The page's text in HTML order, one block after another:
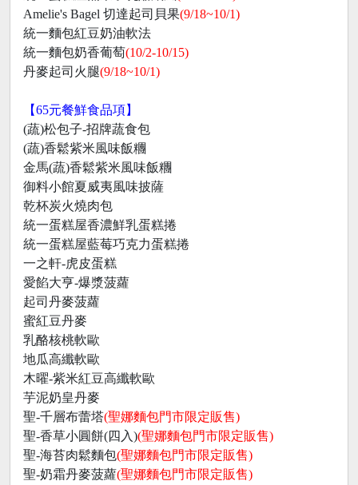
Amelie's Bagel 切達起司貝果(9/18~10/1)
統一麵包紅豆奶油軟法
統一麵包奶香葡萄(10/2-10/15)
丹麥起司火腿(9/18~10/1)
【65元餐鮮食品項】
(蔬)松包子-招牌蔬食包
(蔬)香鬆紫米風味飯糰
金馬(蔬)香鬆紫米風味飯糰
御料小館夏威夷風味披薩
乾杯炭火燒肉包
統一蛋糕屋香濃鮮乳蛋糕捲
統一蛋糕屋藍莓巧克力蛋糕捲
一之軒-虎皮蛋糕
愛餡大亨-爆漿菠蘿
起司丹麥菠蘿
蜜紅豆丹麥
乳酪核桃軟歐
地瓜高纖軟歐
木曜-紫米紅豆高纖軟歐
芋泥奶皇丹麥
聖-千層布蕾塔(聖娜麵包門市限定販售)
聖-香草小圓餅(四入)(聖娜麵包門市限定販售)
聖-海苔肉鬆麵包(聖娜麵包門市限定販售)
聖-奶霜丹麥菠蘿(聖娜麵包門市限定販售)